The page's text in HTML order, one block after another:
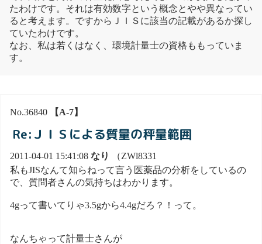
たわけです。それは有効数字という概念とやや異なってい
ると考えます。ですからＪＩＳに該当の記載があるか探し
ていたわけです。
なお、私は若くはなく、環境計量士の資格ももっていま
す。
No.36840 【A-7】
Re:ＪＩＳによる質量の秤量範囲
2011-04-01 15:41:08 なり
（ZWl8331
私もJISなんて知らねって言う医薬品の分析をしているの
で、質問者さんの気持ちはわかります。
4gって書いてりゃ3.5gから4.4gだろ？！って。
なんちゃって計量士さんが